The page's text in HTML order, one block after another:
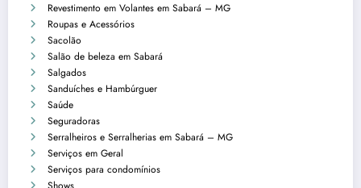
Revestimento em Volantes em Sabará – MG
Roupas e Acessórios
Sacolão
Salão de beleza em Sabará
Salgados
Sanduíches e Hambúrguer
Saúde
Seguradoras
Serralheiros e Serralherias em Sabará – MG
Serviços em Geral
Serviços para condomínios